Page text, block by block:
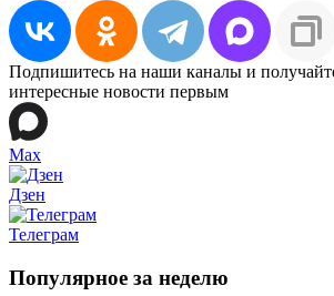
Подпишитесь на наши каналы и
интересные новости первым
Max
Дзен
Телеграм
Популярное за неделю